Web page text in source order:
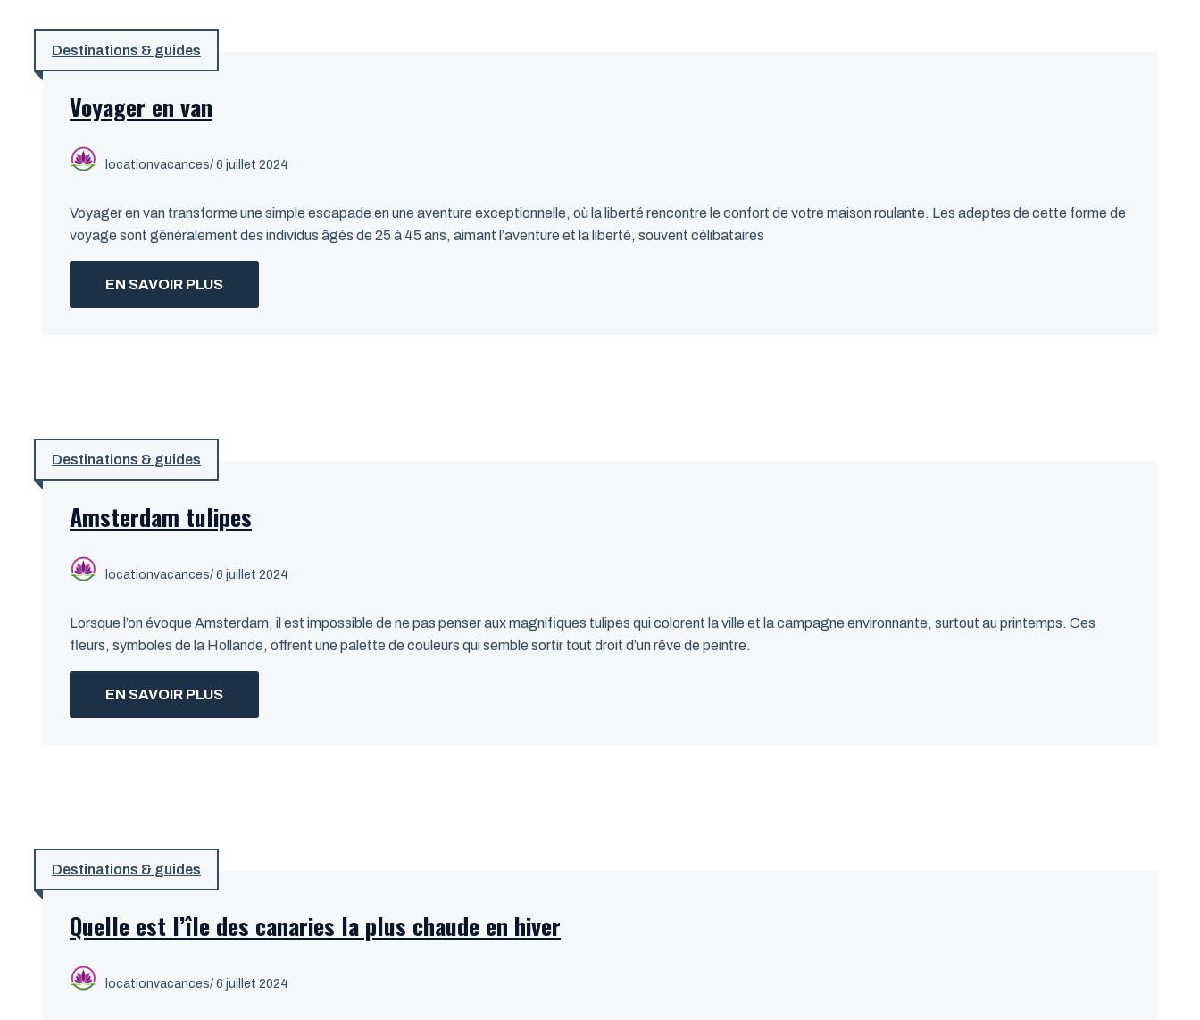
Destinations & guides
Voyager en van
locationvacances/ 6 juillet 2024
Voyager en van transforme une simple escapade en une aventure exceptionnelle, où la liberté rencontre le confort de votre maison roulante. Les adeptes de cette forme de
voyage sont généralement des individus âgés de 25 à 45 ans, aimant l’aventure et la liberté, souvent célibataires
EN SAVOIR PLUS
Destinations & guides
Amsterdam tulipes
locationvacances/ 6 juillet 2024
Lorsque l’on évoque Amsterdam, il est impossible de ne pas penser aux magnifiques tulipes qui colorent la ville et la campagne environnante, surtout au printemps. Ces
fleurs, symboles de la Hollande, offrent une palette de couleurs qui semble sortir tout droit d’un rêve de peintre.
EN SAVOIR PLUS
Destinations & guides
Quelle est l’île des canaries la plus chaude en hiver
locationvacances/ 6 juillet 2024